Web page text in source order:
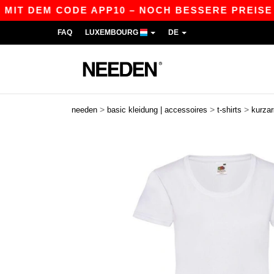
CODE APP10 – NOCH BESSERE PREISE IN
FAQ LUXEMBOURG DE
needen > basic kleidung | accessoires > t-shirts >